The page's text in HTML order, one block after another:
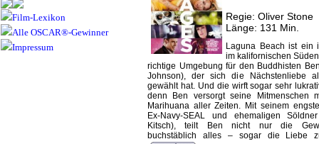
Regie: Oliver Stone
Länge: 131 Min.
Laguna Beach ist ein
im kalifornischen
richtige Umgebung für den Buddhisten
Johnson), der sich die Nächstenliebe
gewählt hat. Und die wirft sogar sehr
denn Ben versorgt seine Mitmenschen
Marihuana aller Zeiten. Mit seinem
Ex-Navy-SEAL und ehemaligen
Kitsch), teilt Ben nicht nur die
buchstäblich alles – sogar die Liebe
Film-Lexikon
Alle OSCAR®-Gewinner
Impressum